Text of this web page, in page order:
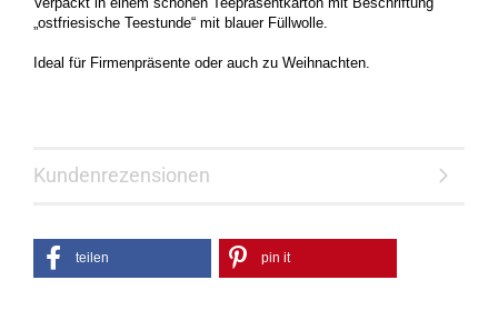
„ostfriesische Teestunde“ mit blauer Füllwolle.
Ideal für Firmenpräsente oder auch zu Weihnachten.
Kundenrezensionen
teilen pin it